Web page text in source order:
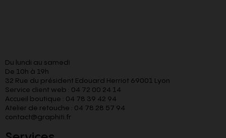
Du lundi au samedi
De 10h à 19h
32 Rue du président Edouard Herriot 69001 Lyon
Service client web : 04 72 00 24 14
Accueil boutique : 04 78 39 42 94
Atelier de retouche : 04 78 28 57 94
contact@graphiti.fr